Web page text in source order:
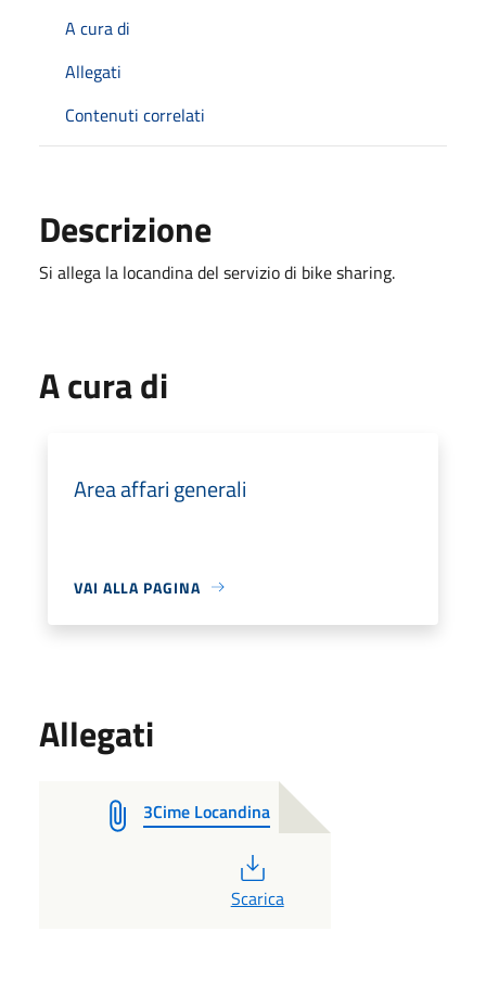
A cura di
Allegati
Contenuti correlati
Descrizione
Si allega la locandina del servizio di bike sharing.
A cura di
Area affari generali
VAI ALLA PAGINA
Allegati
3Cime Locandina
Scarica